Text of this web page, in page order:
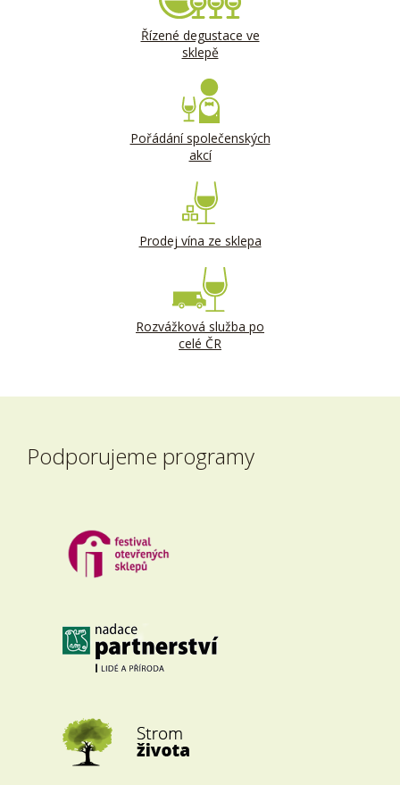
Řízené degustace ve
sklepě
Pořádání společenských
akcí
Prodej vína ze sklepa
Rozvážková služba po
celé ČR
Podporujeme programy